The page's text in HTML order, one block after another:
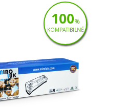
100%
KOMPATIBILNÉ